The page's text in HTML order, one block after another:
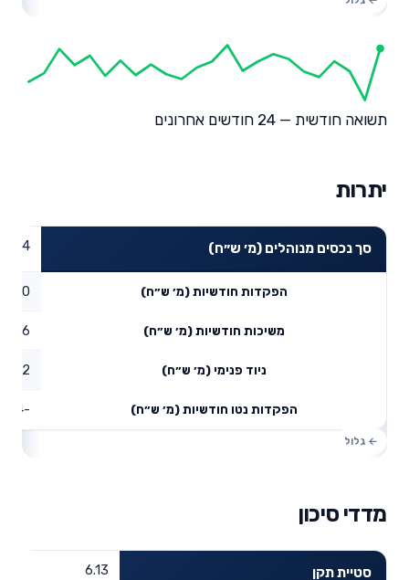
תשואה חודשית — 24 חודשים אחרונים
יתרות
סך נכסים מנוהלים (מ׳ ש״ח)
הפקדות חודשיות (מ׳ ש״ח) 0
משיכות חודשיות (מ׳ ש״ח) 0.86
ניוד פנימי (מ׳ ש״ח) 0.62
הפקדות נטו חודשיות (מ׳ ש״ח) -0.24
מדדי סיכון
סטיית תקן 6.13